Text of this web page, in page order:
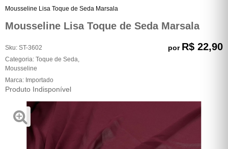
Mousseline Lisa Toque de Seda Marsala
Mousseline Lisa Toque de Seda Marsala
Sku: ST-3602
Categoria: Toque de Seda
Mousseline
Marca: Importado
Produto Indisponível
por R$ 22,90